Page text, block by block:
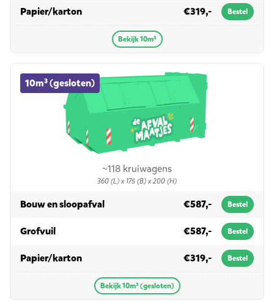
Papier/kartonin 10m³ €319,- Bestel
Bekijk 10m³
~118 kruiwagens
360 (L) x 175 (B) x 200 (H)
10m³ (gesloten)
10m³ (gesloten) container huren
Bouw en sloopafvalin 10m³ (gesloten) €587,- Bestel
Grofvuilin 10m³ (gesloten) €587,- Bestel
Papier/kartonin 10m³ (gesloten) €319,- Bestel
Bekijk 10m³ (gesloten)